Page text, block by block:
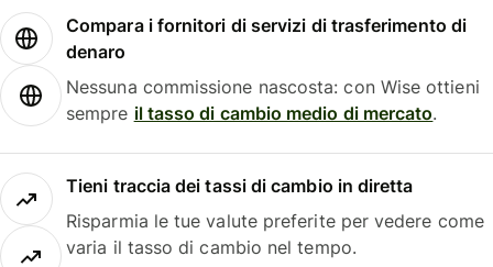
Compara i fornitori di servizi di trasferimento di
denaro
Nessuna commissione nascosta: con Wise ottieni
sempre il tasso di cambio medio di mercato.
Tieni traccia dei tassi di cambio in diretta
Risparmia le tue valute preferite per vedere come
varia il tasso di cambio nel tempo.